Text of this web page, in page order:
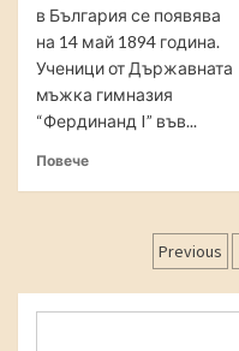
в България се появява
на 14 май 1894 година.
Ученици от Държавната
мъжка гимназия
“Фердинанд I” във...
Повече
Posts
Previous